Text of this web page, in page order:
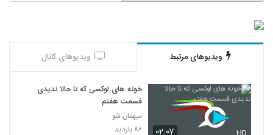
ویدیوهای مرتبط ویدیوهای کانال
خونه های لوکسی که تا حالا ندیدی
قسمت هفتم
میهمان شو
۸۲ بازدید